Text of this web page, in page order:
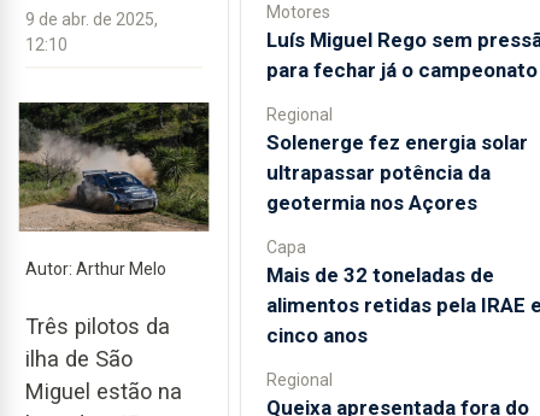
9 de abr. de 2025,
12:10
Autor: Arthur Melo
Três pilotos da
ilha de São
Miguel estão na
Motores
Luís Miguel Rego sem
para fechar já o campeonato
Regional
Solenerge fez energia solar
ultrapassar potência da
geotermia nos Açores
Capa
Mais de 32 toneladas de
alimentos retidas pela IRAE
cinco anos
Regional
Queixa apresentada fora do